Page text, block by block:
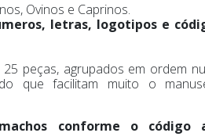
Ovinos e Caprinos.
letras, logotipos e
peças, agrupados em ordem
que facilitam muito o
conforme o código